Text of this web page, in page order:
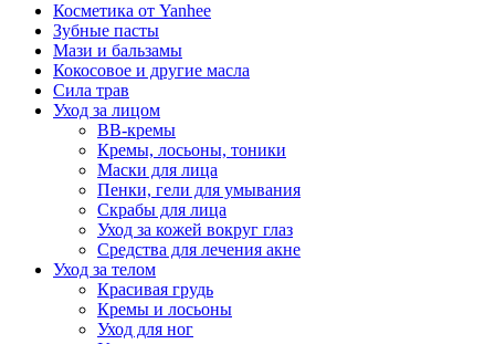
Косметика от Yanhee
Зубные пасты
Мази и бальзамы
Кокосовое и другие масла
Сила трав
Уход за лицом
BB-кремы
Кремы, лосьоны, тоники
Маски для лица
Пенки, гели для умывания
Скрабы для лица
Уход за кожей вокруг глаз
Средства для лечения акне
Уход за телом
Красивая грудь
Кремы и лосьоны
Уход для ног